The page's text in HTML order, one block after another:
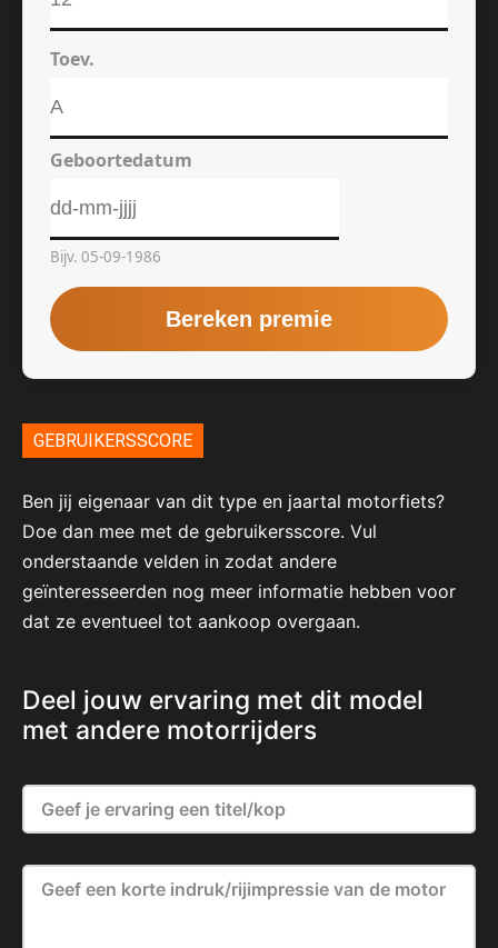
GEBRUIKERSSCORE
Ben jij eigenaar van dit type en jaartal motorfiets?
Doe dan mee met de gebruikersscore. Vul
onderstaande velden in zodat andere
geïnteresseerden nog meer informatie hebben voor
dat ze eventueel tot aankoop overgaan.
Deel jouw ervaring met dit model
met andere motorrijders